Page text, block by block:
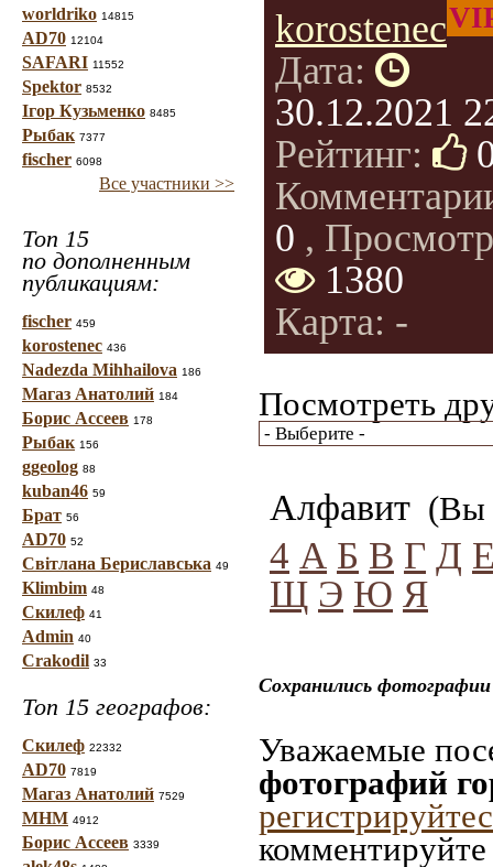
worldriko 14815
AD70 12104
SAFARI 11552
Spektor 8532
Ігор Кузьменко 8485
Рыбак 7377
fischer 6098
Все участники >>
Топ 15
по дополненным
публикациям:
fischer 459
korostenec 436
Nadezda Mihhailova 186
Магаз Анатолий 184
Борис Ассеев 178
Рыбак 156
ggeolog 88
kuban46 59
Брат 56
AD70 52
Світлана Бериславська 49
Klimbim 48
Скилеф 41
Admin 40
Crakodil 33
Топ 15 географов:
Скилеф 22332
AD70 7819
Магаз Анатолий 7529
МНМ 4912
Борис Ассеев 3339
korostenec
Дата:
30.12.2021
Рейтинг:
0 ,
1380
Карта: -
Посмотреть
Алфавит (Вы
4 А Б В Г Д
Щ Э Ю Я
Сохранились
Уважаемые
фотографий